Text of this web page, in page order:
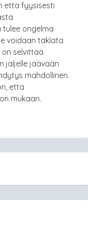
että fyysisesti
ongelma
voidaan taklata
on selvittää
jäljelle jäävään
mahdollinen.
että
mukaan.